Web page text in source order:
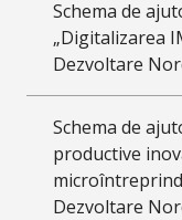
Schema de
„Digitalizarea
Dezvoltare
Schema de
productive
Dezvoltare